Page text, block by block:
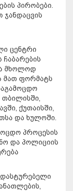
პირობები.
ჯანდაცვის
ცენტრი
ჩაბარების
მხოლოდ
მათ ფორმატს
თბილისში,
ქუთაისში,
და ხულოში.
პროცესის
და პოლიციის